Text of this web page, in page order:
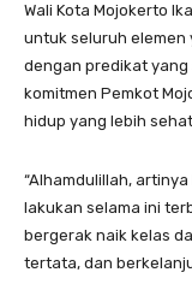
Wali Kota Mojokerto
untuk seluruh elemen
dengan predikat yang
komitmen Pemkot
hidup yang lebih
“Alhamdulillah,
lakukan selama ini
bergerak naik kelas
tertata, dan